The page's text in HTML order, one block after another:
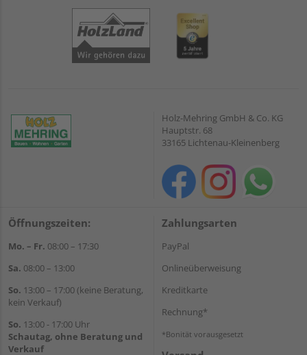
Holz-Mehring GmbH & Co. KG
Hauptstr. 68
33165 Lichtenau-Kleinenberg
Öffnungszeiten:
Mo. – Fr. 08:00 – 17:30
Sa. 08:00 – 13:00
So. 13:00 – 17:00 (keine Beratung,
kein Verkauf)
So. 13:00 - 17:00 Uhr
Schautag, ohne Beratung und
Verkauf
Zahlungsarten
PayPal
Onlineüberweisung
Kreditkarte
Rechnung*
*Bonität vorausgesetzt